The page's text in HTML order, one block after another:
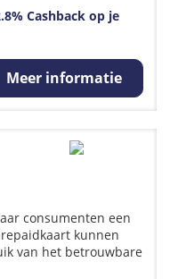
Cashback op je
Meer informatie
consumenten een
kunnen
van het betrouwbare